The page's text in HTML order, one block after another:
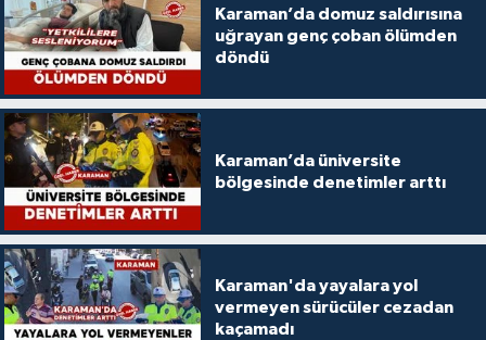
Karaman’da domuz saldırısına
uğrayan genç çoban ölümden
döndü
Karaman’da üniversite
bölgesinde denetimler arttı
Karaman'da yayalara yol
vermeyen sürücüler cezadan
kaçamadı